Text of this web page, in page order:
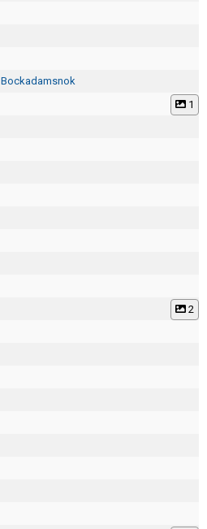
Bockadamsnok
1
2